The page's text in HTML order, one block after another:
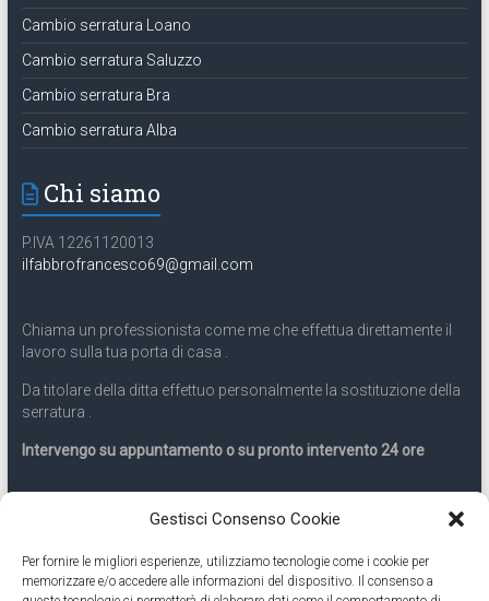
Gestisci Consenso Cookie
Per fornire le migliori esperienze, utilizziamo tecnologie come i cookie per
memorizzare e/o accedere alle informazioni del dispositivo. Il consenso a
Cambio serratura Loano
Cambio serratura Saluzzo
Cambio serratura Bra
Cambio serratura Alba
Chi siamo
P.IVA 12261120013
ilfabbrofrancesco69@gmail.com
Chiama un professionista come me che effettua direttamente il
lavoro sulla tua porta di casa .
Da titolare della ditta effettuo personalmente la sostituzione della
serratura .
Intervengo su appuntamento o su pronto intervento 24 ore
Servizio 24 ore
Cell331.9899963